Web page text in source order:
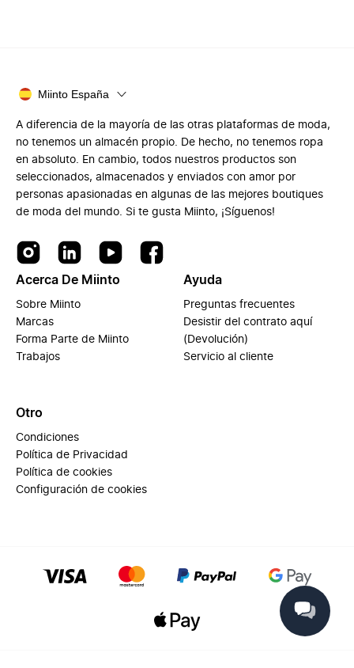
Miinto España
A diferencia de la mayoría de las otras plataformas de moda,
no tenemos un almacén propio. De hecho, no tenemos ropa
en absoluto. En cambio, todos nuestros productos son
seleccionados, almacenados y enviados con amor por
personas apasionadas en algunas de las mejores boutiques
de moda del mundo. Si te gusta Miinto, ¡Síguenos!
Acerca De Miinto
Sobre Miinto
Marcas
Forma Parte de Miinto
Trabajos
Ayuda
Preguntas frecuentes
Desistir del contrato aquí
(Devolución)
Servicio al cliente
Otro
Condiciones
Política de Privacidad
Política de cookies
Configuración de cookies